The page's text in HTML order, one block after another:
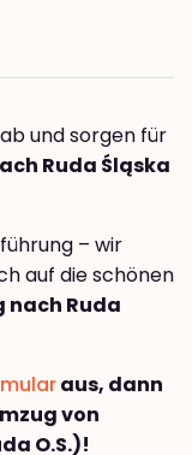
und sorgen für
Ruda Śląska
– wir
auf die schönen
nach Ruda
aus, dann
von
O.S.)!